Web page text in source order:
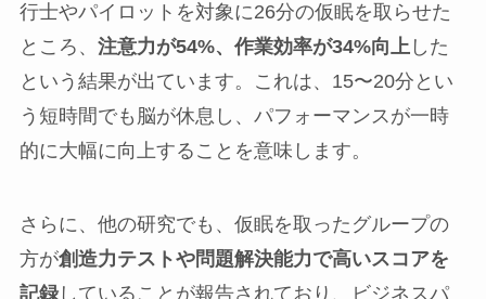
行士やパイロットを対象に26分の仮眠を取らせた
ところ、 注意力が54%、作業効率が34%向上した
という結果が出ています。これは、15〜20分とい
う短時間でも脳が休息し、パフォーマンスが一時
的に大幅に向上することを意味します。
さらに、他の研究でも、仮眠を取ったグループの
方が創造力テストや問題解決能力で高いスコアを
記録していることが報告されており、ビジネスパ